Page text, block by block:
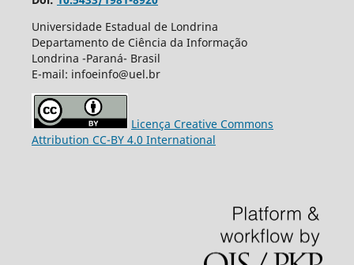
Universidade Estadual de Londrina
Departamento de Ciência da Informação
Londrina -Paraná- Brasil
E-mail: infoeinfo@uel.br
Licença Creative Commons
Attribution CC-BY 4.0 International